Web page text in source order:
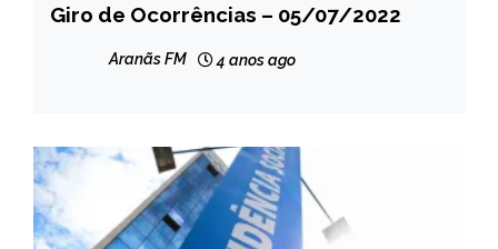
CAPELINHA
NOTÍCIAS
Giro de Ocorrências – 05/07/2022
Aranãs FM 4 anos ago